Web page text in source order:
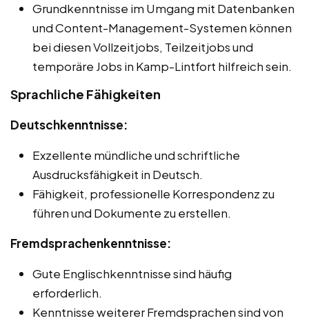
Grundkenntnisse im Umgang mit Datenbanken
und Content-Management-Systemen können
bei diesen Vollzeitjobs, Teilzeitjobs und
temporäre Jobs in Kamp-Lintfort hilfreich sein.
Sprachliche Fähigkeiten
Deutschkenntnisse:
Exzellente mündliche und schriftliche
Ausdrucksfähigkeit in Deutsch.
Fähigkeit, professionelle Korrespondenz zu
führen und Dokumente zu erstellen.
Fremdsprachenkenntnisse:
Gute Englischkenntnisse sind häufig
erforderlich.
Kenntnisse weiterer Fremdsprachen sind von